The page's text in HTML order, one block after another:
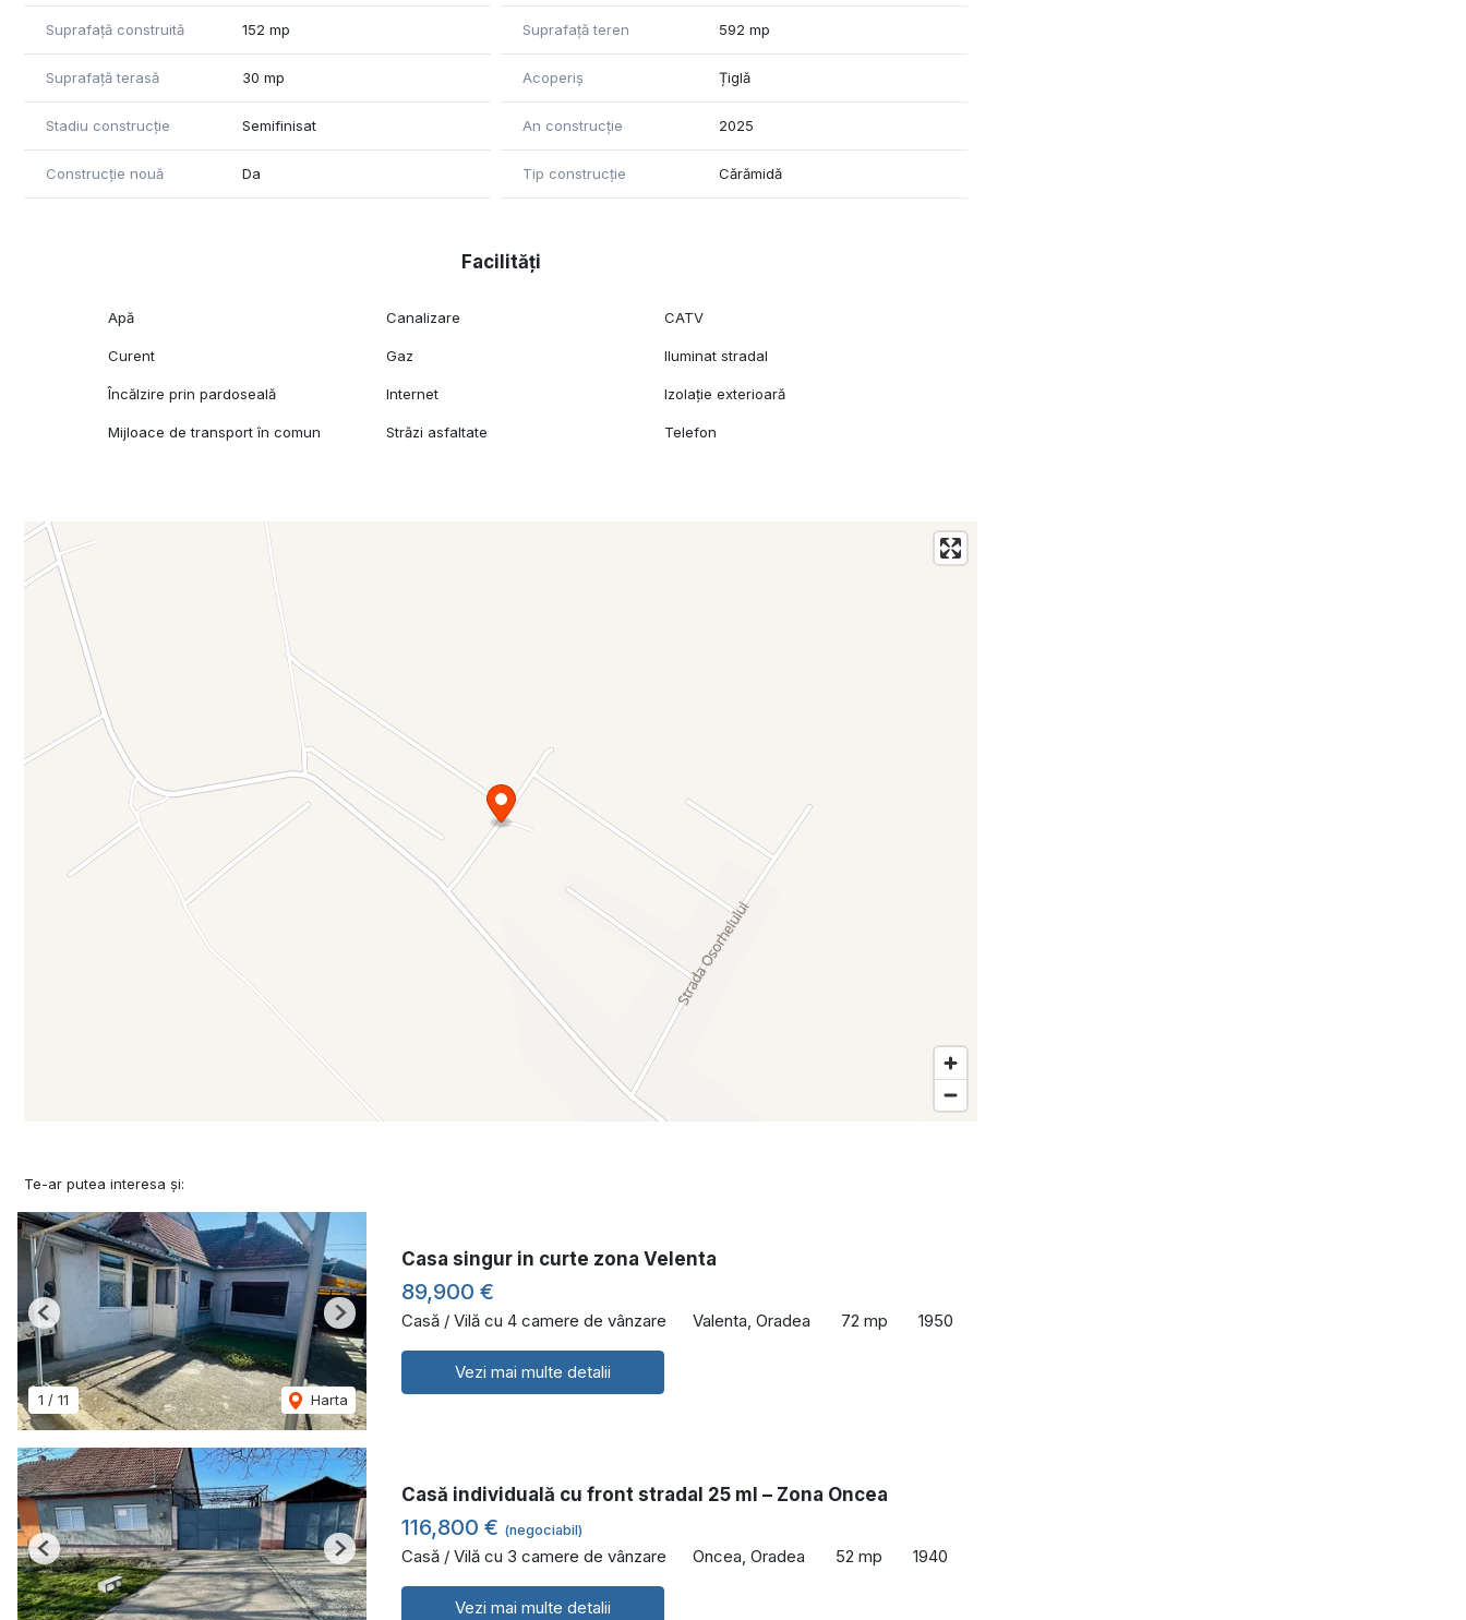
Suprafață construită 152 mp Suprafață teren 592 mp
Suprafață terasă 30 mp Acoperiș Țiglă
Stadiu construcție Semifinisat An construcție 2025
Construcție nouă Da Tip construcție Cărămidă
Facilități
Apă Canalizare CATV
Curent Gaz Iluminat stradal
Încălzire prin pardoseală Internet Izolație exterioară
Mijloace de transport în comun Străzi asfaltate Telefon
Te-ar putea interesa și:
1 / 11 Harta
Previous Next
Casa singur in curte zona Velenta
89,900 €
Casă / Vilă cu 4 camere de vânzare Valenta, Oradea 72 mp 1950
Vezi mai multe detalii
Previous Next
Casă individuală cu front stradal 25 ml – Zona Oncea
116,800 € (negociabil)
Casă / Vilă cu 3 camere de vânzare Oncea, Oradea 52 mp 1940
Vezi mai multe detalii